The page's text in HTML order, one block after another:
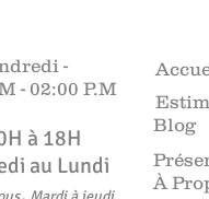
-
- 02:00 P.M
à 18H​​​
au Lundi
,
Blog
À